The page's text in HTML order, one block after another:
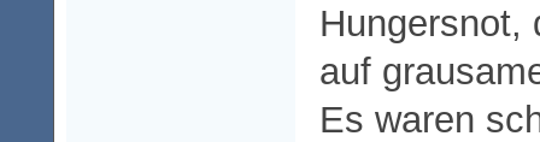
Hungersnot,
auf
Es waren